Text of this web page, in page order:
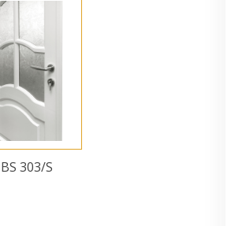
BS 303/S